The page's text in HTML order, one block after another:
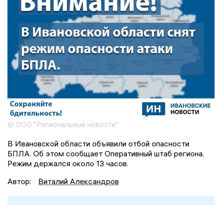
© ООО "Региональные новости"
В Ивановской области объявили отбой опасности
БПЛА. Об этом сообщает Оперативный штаб региона.
Режим держался около 13 часов.
Автор:
Виталий Александров